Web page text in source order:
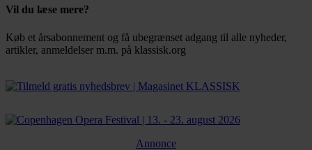
Vil du læse mere?
Køb et årsabonnement og få ubegrænset adgang til alle nyheder,
artikler, anmeldelser m.m. på klassisk.org
Annonce